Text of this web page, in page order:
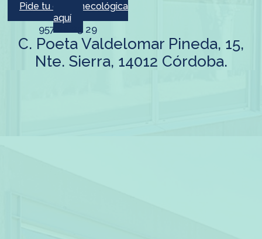
Pide tu cita Ginecológica
aquí
957 28 23 29
C. Poeta Valdelomar Pineda, 15,
Nte. Sierra, 14012 Córdoba.